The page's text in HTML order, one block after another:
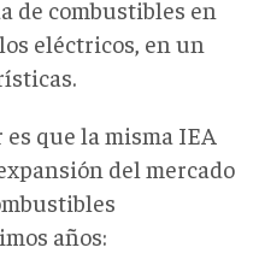
de combustibles en
eléctricos, en un
que la misma IEA
del mercado
años: